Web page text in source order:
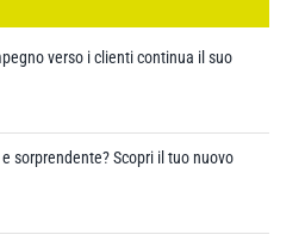
verso i clienti continua il suo
e sorprendente? Scopri il tuo nuovo